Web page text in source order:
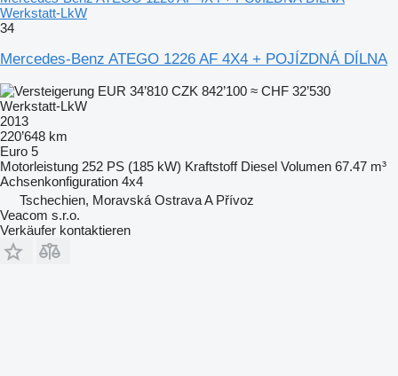
Werkstatt-LkW
34
Mercedes-Benz ATEGO 1226 AF 4X4 + POJÍZDNÁ DÍLNA
EUR 34’810 CZK 842’100 ≈ CHF 32’530
Werkstatt-LkW
2013
220’648 km
Euro 5
Motorleistung 252 PS (185 kW) Kraftstoff Diesel Volumen 67.47 m³
Achsenkonfiguration 4x4
Tschechien, Moravská Ostrava A Přívoz
Veacom s.r.o.
Verkäufer kontaktieren